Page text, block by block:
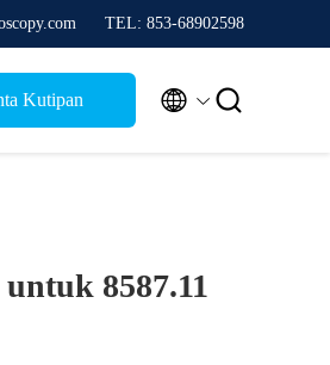
TEL: 853-68902598
Kutipan  
8587.11